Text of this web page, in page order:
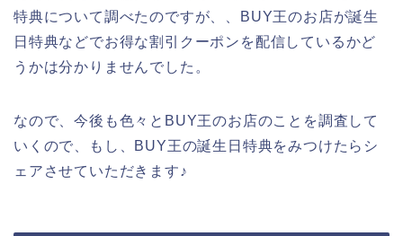
特典について調べたのですが、、BUY王のお店が誕生
日特典などでお得な割引クーポンを配信しているかど
うかは分かりませんでした。
なので、今後も色々とBUY王のお店のことを調査して
いくので、もし、BUY王の誕生日特典をみつけたらシ
ェアさせていただきます♪